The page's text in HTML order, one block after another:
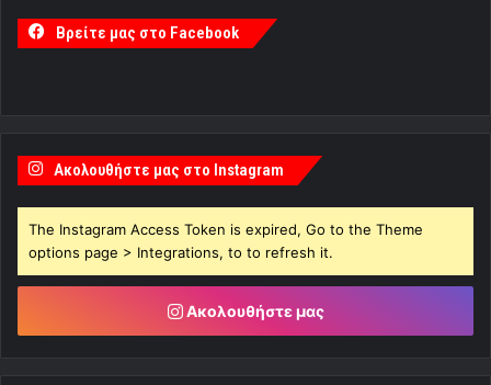
Βρείτε μας στο Facebook
Ακολουθήστε μας στο Instagram
The Instagram Access Token is expired, Go to the Theme
options page > Integrations, to to refresh it.
Ακολουθήστε μας